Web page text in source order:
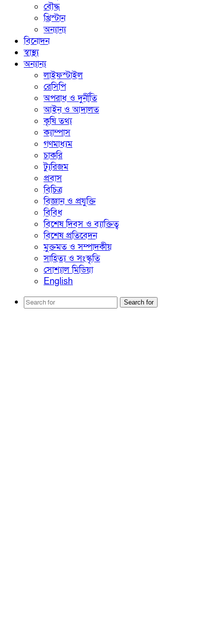
বৌদ্ধ
খ্রিস্টান
অন্যান্য
বিনোদন
স্বাস্থ্য
অন্যান্য
লাইফস্টাইল
রেসিপি
অপরাধ ও দুর্নীতি
আইন ও আদালত
কৃষি তথ্য
ক্যাম্পাস
গণমাধ্যম
চাকরি
ট্যুরিজম
প্রবাস
বিচিত্র
বিজ্ঞান ও প্রযুক্তি
বিবিধ
বিশেষ দিবস ও ব্যাক্তিত্ব
বিশেষ প্রতিবেদন
মুক্তমত ও সম্পাদকীয়
সাহিত্য ও সংস্কৃতি
সোশ্যাল মিডিয়া
English
Search for